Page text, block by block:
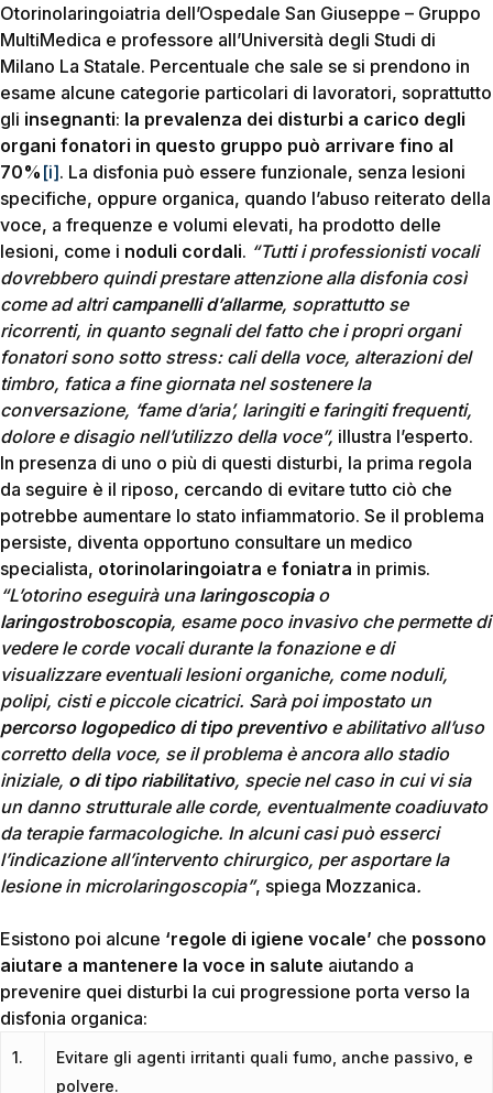
Otorinolaringoiatria dell’Ospedale San Giuseppe – Gruppo
MultiMedica e professore all’Università degli Studi di
Milano La Statale. Percentuale che sale se si prendono in
esame alcune categorie particolari di lavoratori, soprattutto
gli insegnanti: la prevalenza dei disturbi a carico degli
organi fonatori in questo gruppo può arrivare fino al
70% [i]. La disfonia può essere funzionale, senza lesioni
specifiche, oppure organica, quando l’abuso reiterato della
voce, a frequenze e volumi elevati, ha prodotto delle
lesioni, come i noduli cordali. “Tutti i professionisti vocali
dovrebbero quindi prestare attenzione alla disfonia così
come ad altricampanelli d’allarme, soprattutto se
ricorrenti, in quanto segnali del fatto che i propri organi
fonatori sono sotto stress: cali della voce, alterazioni del
timbro, fatica a fine giornata nel sostenere la
conversazione, ‘fame d’aria’, laringiti e faringiti frequenti,
dolore e disagio nell’utilizzo della voce”, illustra l’esperto.
In presenza di uno o più di questi disturbi, la prima regola
da seguire è il riposo, cercando di evitare tutto ciò che
potrebbe aumentare lo stato infiammatorio. Se il problema
persiste, diventa opportuno consultare un medico
specialista, otorinolaringoiatra e foniatra in primis.
“L’otorino eseguirà una laringoscopiao
laringostroboscopia, esame poco invasivo che permette di
vedere le corde vocali durante la fonazione e di
visualizzare eventuali lesioni organiche, come noduli,
polipi, cisti e piccole cicatrici. Sarà poi impostato un
percorso logopedico di tipo preventivoe abilitativo all’uso
corretto della voce, se il problema è ancora allo stadio
iniziale, o di tipo riabilitativo, specie nel caso in cui vi sia
un danno strutturale alle corde, eventualmente coadiuvato
da terapie farmacologiche. In alcuni casi può esserci
l’indicazione all’intervento chirurgico, per asportare la
lesione in microlaringoscopia”, spiega Mozzanica.
Esistono poi alcune ‘regole di igiene vocale’ che possono
aiutare a mantenere la voce in salute aiutando a
prevenire quei disturbi la cui progressione porta verso la
disfonia organica:
1.
Evitare gli agenti irritanti quali fumo, anche passivo, e
polvere.